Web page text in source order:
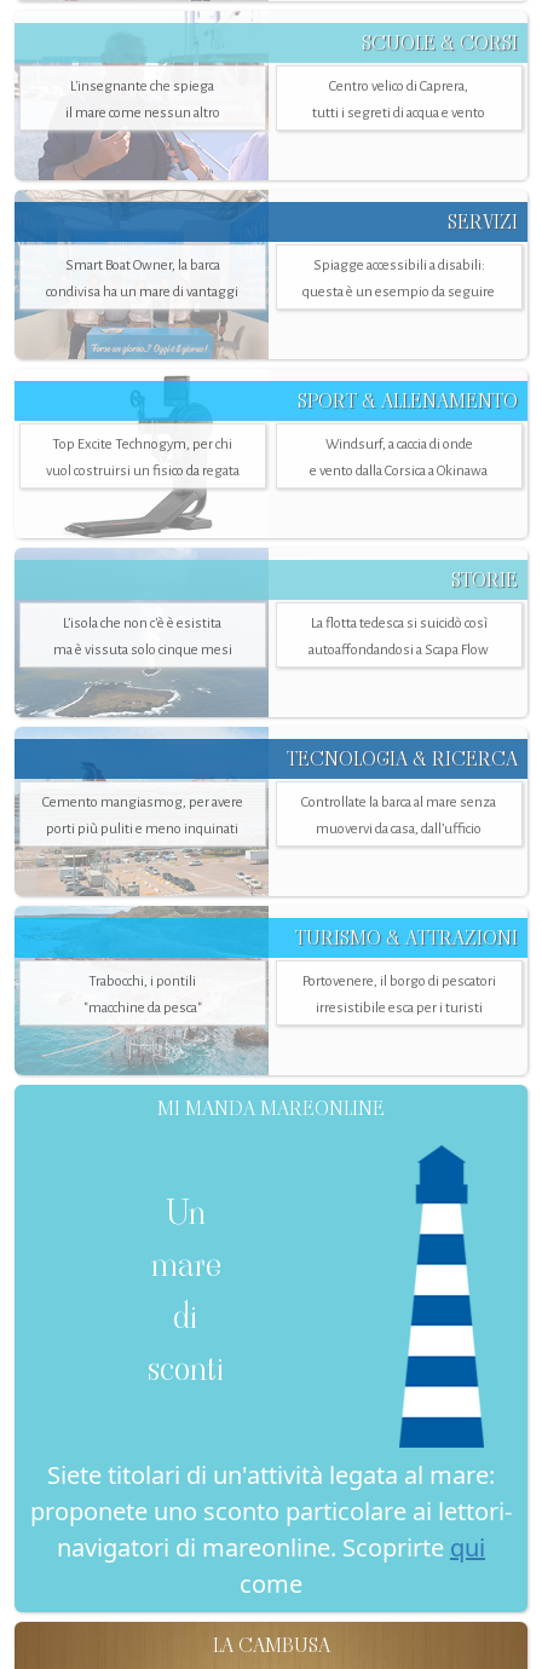
SCUOLE & CORSI
L'insegnante che spiega
il mare come nessun altro
Centro velico di Caprera,
tutti i segreti di acqua e vento
SERVIZI
Smart Boat Owner, la barca
condivisa ha un mare di vantaggi
Spiagge accessibili a disabili:
questa è un esempio da seguire
SPORT & ALLENAMENTO
Top Excite Technogym, per chi
vuol costruirsi un fisico da regata
Windsurf, a caccia di onde
e vento dalla Corsica a Okinawa
STORIE
L’isola che non c'è è esistita
ma è vissuta solo cinque mesi
La flotta tedesca si suicidò così
autoaffondandosi a Scapa Flow
TECNOLOGIA & RICERCA
Cemento mangiasmog, per avere
porti più puliti e meno inquinati
Controllate la barca al mare senza
muovervi da casa, dall’ufficio
TURISMO & ATTRAZIONI
Trabocchi, i pontili
"macchine da pesca"
Portovenere, il borgo di pescatori
irresistibile esca per i turisti
MI MANDA MAREONLINE
Un
mare
di
sconti
Siete titolari di un'attività legata al mare:
proponete uno sconto particolare ai lettori-
navigatori di mareonline. Scoprirte qui
come
LA CAMBUSA